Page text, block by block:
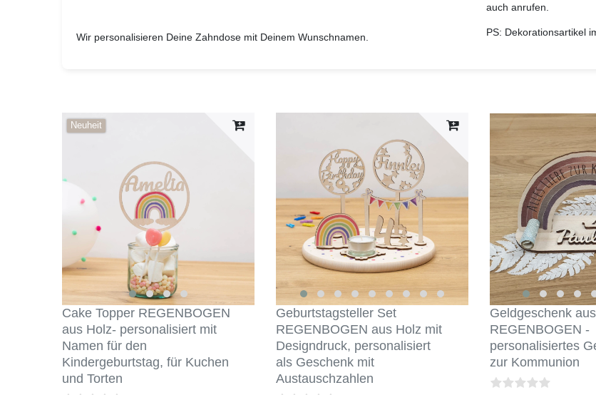
Wir personalisieren Deine Zahndose mit Deinem Wunschnamen.
auch anrufen.
PS: Dekorationsartikel
Neuheit
Cake Topper REGENBOGEN
aus Holz- personalisiert mit
Namen für den
Kindergeburtstag, für Kuchen
und Torten
Geburtstagsteller Set
REGENBOGEN aus Holz mit
Designdruck, personalisiert
als Geschenk mit
Austauschzahlen
Geldgeschenk
REGENBOGEN -
personalisiertes
zur Kommunion